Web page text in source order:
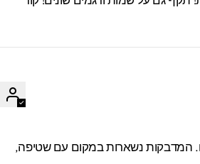
המדבקות נשארות במקום עם שטיפה,